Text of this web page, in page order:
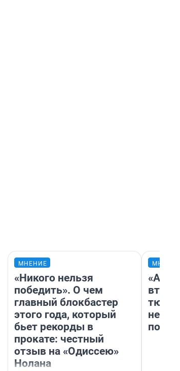
МНЕНИЕ
«Никого нельзя
победить». О чем
главный блокбастер
этого года, который
бьет рекорды в
прокате: честный
отзыв на «Одиссею»
Нолана